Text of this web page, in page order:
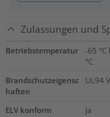
Zulassungen und
Betriebstemperatur
-65
°C
Brandschutzeigensc
haften
UL94
ELV konform
Ja